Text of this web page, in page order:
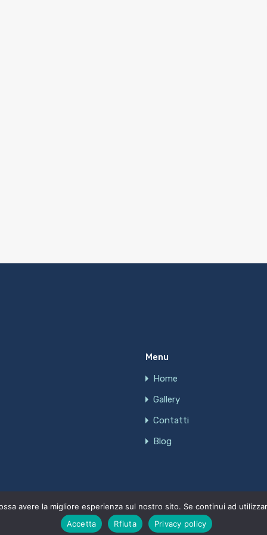
Menu
Home
Gallery
Contatti
Blog
avere la migliore esperienza sul nostro sito. Se continui ad
Accetta
Rfiuta Privacy policy